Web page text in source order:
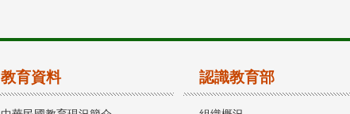
教育資料 認識教育部